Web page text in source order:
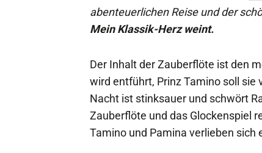
abenteuerlichen Reise und der
Mein Klassik-Herz weint.
Der Inhalt der Zauberflöte ist den
wird entführt, Prinz Tamino soll sie
Nacht ist stinksauer und schwört
Zauberflöte und das Glockenspiel
Tamino und Pamina verlieben sich